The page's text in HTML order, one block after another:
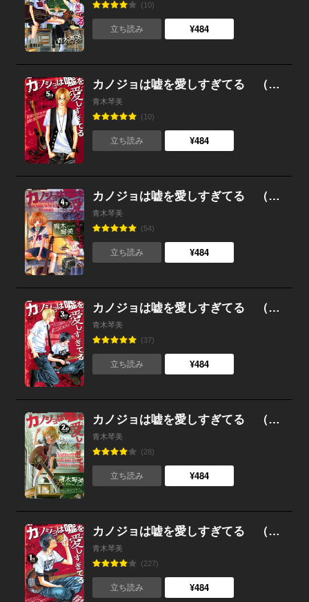
(10)
立ち読み ¥484
カノジョは嘘を愛しすぎてる （5）
青木琴美
(10)
立ち読み ¥484
カノジョは嘘を愛しすぎてる （4）
青木琴美
(54)
立ち読み ¥484
カノジョは嘘を愛しすぎてる （3）
青木琴美
(37)
立ち読み ¥484
カノジョは嘘を愛しすぎてる （2）
青木琴美
(28)
立ち読み ¥484
カノジョは嘘を愛しすぎてる （1）
青木琴美
(227)
立ち読み ¥484